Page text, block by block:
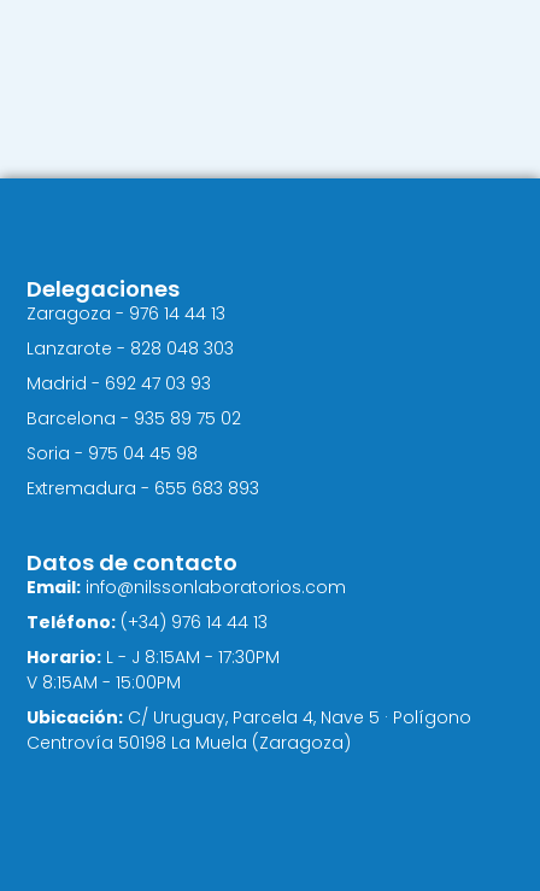
Delegaciones
Zaragoza - 976 14 44 13
Lanzarote - 828 048 303
Madrid - 692 47 03 93
Barcelona - 935 89 75 02
Soria - 975 04 45 98
Extremadura - 655 683 893
Datos de contacto
Email: info@nilssonlaboratorios.com
Teléfono: (+34) 976 14 44 13
Horario: L - J 8:15AM - 17:30PM
V 8:15AM - 15:00PM
Ubicación: C/ Uruguay, Parcela 4, Nave 5 · Polígono
Centrovía 50198 La Muela (Zaragoza)